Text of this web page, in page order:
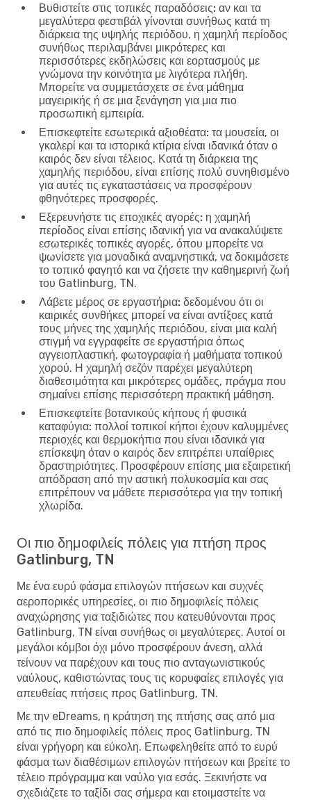
Βυθιστείτε στις τοπικές παραδόσεις: αν και τα
μεγαλύτερα φεστιβάλ γίνονται συνήθως κατά τη
διάρκεια της υψηλής περιόδου, η χαμηλή περίοδος
συνήθως περιλαμβάνει μικρότερες και
περισσότερες εκδηλώσεις και εορτασμούς με
γνώμονα την κοινότητα με λιγότερα πλήθη.
Μπορείτε να συμμετάσχετε σε ένα μάθημα
μαγειρικής ή σε μια ξενάγηση για μια πιο
προσωπική εμπειρία.
Επισκεφτείτε εσωτερικά αξιοθέατα: τα μουσεία, οι
γκαλερί και τα ιστορικά κτίρια είναι ιδανικά όταν ο
καιρός δεν είναι τέλειος. Κατά τη διάρκεια της
χαμηλής περιόδου, είναι επίσης πολύ συνηθισμένο
για αυτές τις εγκαταστάσεις να προσφέρουν
φθηνότερες προσφορές.
Εξερευνήστε τις εποχικές αγορές: η χαμηλή
περίοδος είναι επίσης ιδανική για να ανακαλύψετε
εσωτερικές τοπικές αγορές, όπου μπορείτε να
ψωνίσετε για μοναδικά αναμνηστικά, να δοκιμάσετε
το τοπικό φαγητό και να ζήσετε την καθημερινή ζωή
του Gatlinburg, TN.
Λάβετε μέρος σε εργαστήρια: δεδομένου ότι οι
καιρικές συνθήκες μπορεί να είναι αντίξοες κατά
τους μήνες της χαμηλής περιόδου, είναι μια καλή
στιγμή να εγγραφείτε σε εργαστήρια όπως
αγγειοπλαστική, φωτογραφία ή μαθήματα τοπικού
χορού. Η χαμηλή σεζόν παρέχει μεγαλύτερη
διαθεσιμότητα και μικρότερες ομάδες, πράγμα που
σημαίνει επίσης περισσότερη πρακτική μάθηση.
Επισκεφτείτε βοτανικούς κήπους ή φυσικά
καταφύγια: πολλοί τοπικοί κήποι έχουν καλυμμένες
περιοχές και θερμοκήπια που είναι ιδανικά για
επίσκεψη όταν ο καιρός δεν επιτρέπει υπαίθριες
δραστηριότητες. Προσφέρουν επίσης μια εξαιρετική
απόδραση από την αστική πολυκοσμία και σας
επιτρέπουν να μάθετε περισσότερα για την τοπική
χλωρίδα.
Οι πιο δημοφιλείς πόλεις για πτήση προς
Gatlinburg, TN
Με ένα ευρύ φάσμα επιλογών πτήσεων και συχνές
αεροπορικές υπηρεσίες, οι πιο δημοφιλείς πόλεις
αναχώρησης για ταξιδιώτες που κατευθύνονται προς
Gatlinburg, TN είναι συνήθως οι μεγαλύτερες. Αυτοί οι
μεγάλοι κόμβοι όχι μόνο προσφέρουν άνεση, αλλά
τείνουν να παρέχουν και τους πιο ανταγωνιστικούς
ναύλους, καθιστώντας τους τις κορυφαίες επιλογές για
απευθείας πτήσεις προς Gatlinburg, TN.
Με την eDreams, η κράτηση της πτήσης σας από μια
από τις πιο δημοφιλείς πόλεις προς Gatlinburg, TN
είναι γρήγορη και εύκολη. Επωφεληθείτε από το ευρύ
φάσμα των διαθέσιμων επιλογών πτήσεων και βρείτε το
τέλειο πρόγραμμα και ναύλο για εσάς. Ξεκινήστε να
σχεδιάζετε το ταξίδι σας σήμερα και ετοιμαστείτε να